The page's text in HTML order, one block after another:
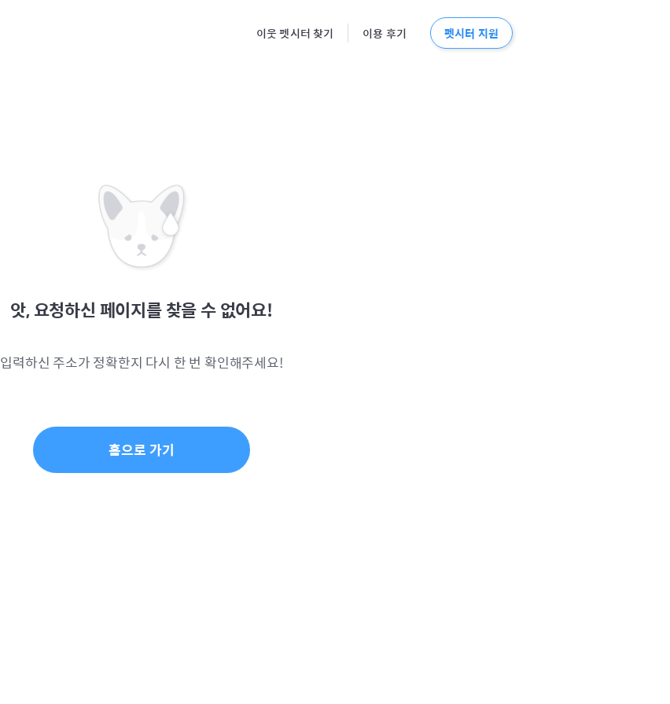
이웃 펫시터 찾기 이용 후기 펫시터 지원
앗, 요청하신 페이지를 찾을 수 없어요!
입력하신 주소가 정확한지 다시 한 번 확인해주세요!
홈으로 가기